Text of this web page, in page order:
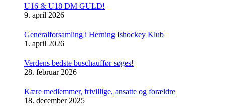
U16 & U18 DM GULD!
9. april 2026
Generalforsamling i Herning Ishockey Klub
1. april 2026
Verdens bedste buschauffør søges!
28. februar 2026
Kære medlemmer, frivillige, ansatte og forældre
18. december 2025